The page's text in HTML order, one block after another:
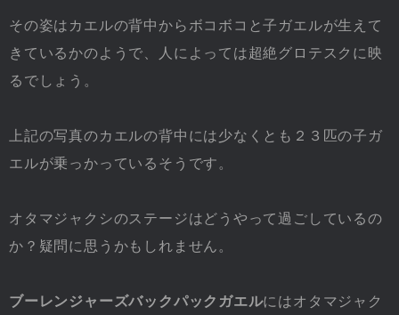
その姿はカエルの背中からボコボコと子ガエルが生えて
きているかのようで、人によっては超絶グロテスクに映
るでしょう。
上記の写真のカエルの背中には少なくとも２３匹の子ガ
エルが乗っかっているそうです。
オタマジャクシのステージはどうやって過ごしているの
か？疑問に思うかもしれません。
ブーレンジャーズバックパックガエルにはオタマジャク